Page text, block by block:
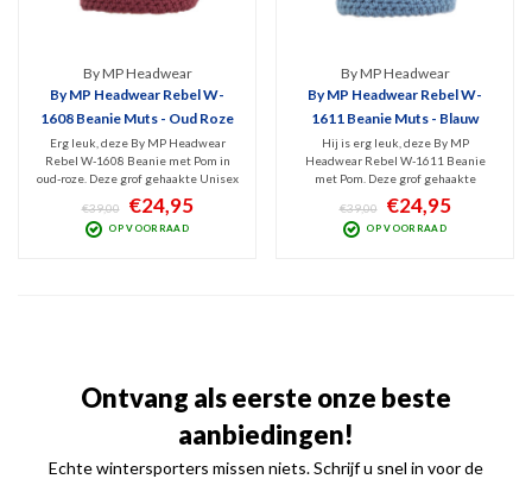
By MP Headwear
By MP Headwear Rebel W-
1608 Beanie Muts - Oud Roze
Erg leuk, deze By MP Headwear
Rebel W-1608 Beanie met Pom in
oud-roze. Deze grof gehaakte Unisex
beanie is van erg mooie kwaliteit
gemaakt. Heerlijk warm en
comfortabel dankzij de
€39,00 €24,95
OP VOORRAAD
By MP Headwear
By MP Headwear Rebel W-
1611 Beanie Muts - Blauw
Hij is erg leuk, deze By MP
Headwear Rebel W-1611 Beanie
met Pom. Deze grof gehaakte
Unisex beanie is van opvallend
mooie kwaliteit gemaakt. Heerlijk
warm en comfortabel dankzij de
€39,00 €24,95
OP VOORRAAD
Ontvang als eerste onze beste
aanbiedingen!
Echte wintersporters missen niets. Schrijf u snel in voor de